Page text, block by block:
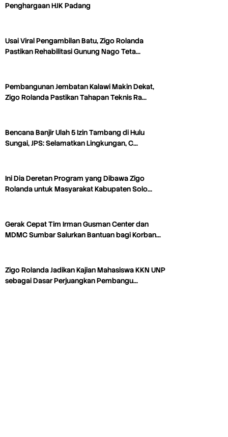
Penghargaan HJK Padang
Usai Viral Pengambilan Batu, Zigo Rolanda
Pastikan Rehabilitasi Gunung Nago Teta…
Pembangunan Jembatan Kalawi Makin Dekat,
Zigo Rolanda Pastikan Tahapan Teknis Ra…
Bencana Banjir Ulah 5 Izin Tambang di Hulu
Sungai, JPS: Selamatkan Lingkungan, C…
Ini Dia Deretan Program yang Dibawa Zigo
Rolanda untuk Masyarakat Kabupaten Solo…
Gerak Cepat Tim Irman Gusman Center dan
MDMC Sumbar Salurkan Bantuan bagi Korban…
Zigo Rolanda Jadikan Kajian Mahasiswa KKN UNP
sebagai Dasar Perjuangkan Pembangu…